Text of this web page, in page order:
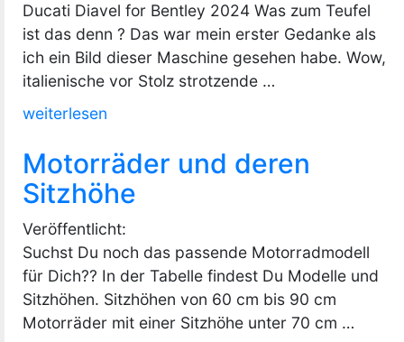
Ducati Diavel for Bentley 2024 Was zum Teufel
ist das denn ? Das war mein erster Gedanke als
ich ein Bild dieser Maschine gesehen habe. Wow,
italienische vor Stolz strotzende …
„Ducati
for
Bentley“
weiterlesen
Motorräder und deren
Sitzhöhe
Veröffentlicht:
Suchst Du noch das passende Motorradmodell
für Dich?? In der Tabelle findest Du Modelle und
Sitzhöhen. Sitzhöhen von 60 cm bis 90 cm
Motorräder mit einer Sitzhöhe unter 70 cm …